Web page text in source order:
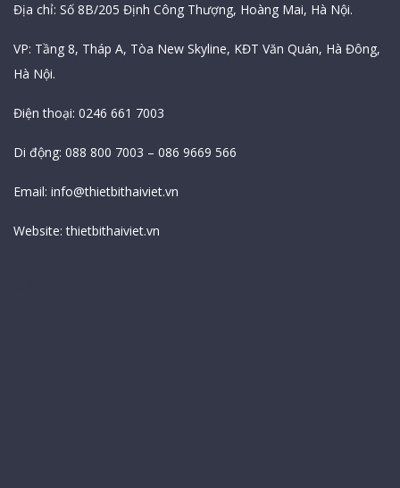
Địa chỉ: Số 8B/205 Định Công Thượng, Hoàng Mai, Hà Nội.
VP: Tầng 8, Tháp A, Tòa New Skyline, KĐT Văn Quán, Hà Đông,
Hà Nội.
Điện thoại: 0246 661 7003
Di động: 088 800 7003 – 086 9669 566
Email: info@thietbithaiviet.vn
Website:thietbithaiviet.vn